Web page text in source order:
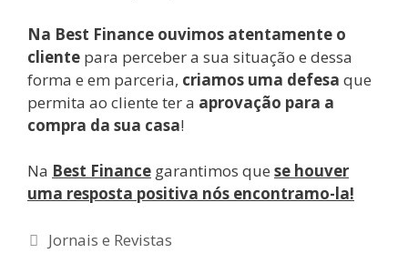
Na Best Finance ouvimos atentamente o
cliente para perceber a sua situação e dessa
forma e em parceria, criamos uma defesa que
permita ao cliente ter a aprovação para a
compra da sua casa!
Na Best Finance garantimos que se houver
uma resposta positiva nós encontramo-la!
Categorias
Jornais e Revistas